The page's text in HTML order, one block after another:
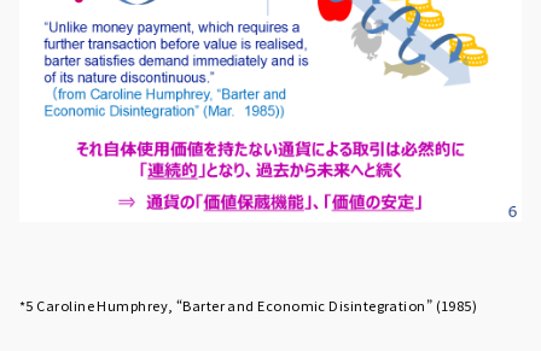
*5 Caroline Humphrey, “Barter and Economic Disintegration” (1985)